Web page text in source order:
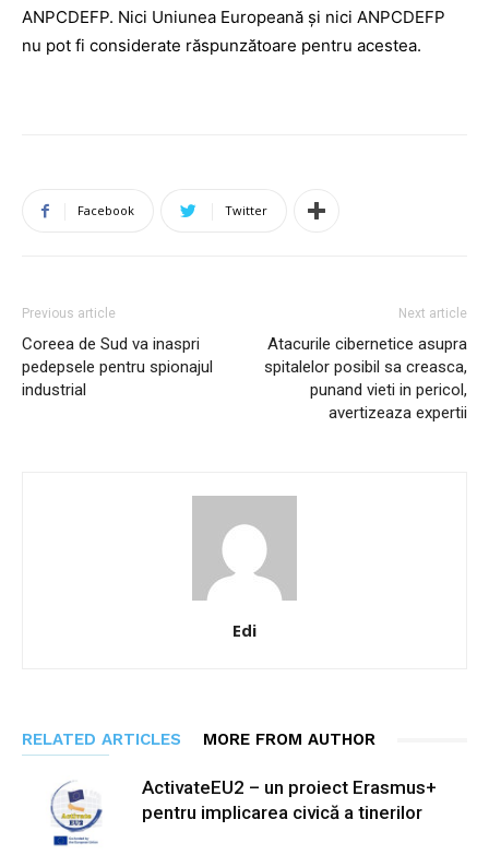
ANPCDEFP. Nici Uniunea Europeană și nici ANPCDEFP
nu pot fi considerate răspunzătoare pentru acestea.
Facebook Twitter
Previous article
Coreea de Sud va inaspri
pedepsele pentru spionajul
industrial
Next article
Atacurile cibernetice asupra
spitalelor posibil sa creasca,
punand vieti in pericol,
avertizeaza expertii
Edi
RELATED ARTICLES MORE FROM AUTHOR
ActivateEU2 – un proiect Erasmus+
pentru implicarea civică a tinerilor